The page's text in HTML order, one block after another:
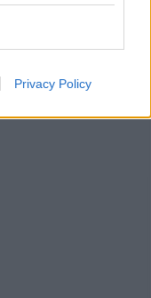
Privacy Policy
του κορονοϊού